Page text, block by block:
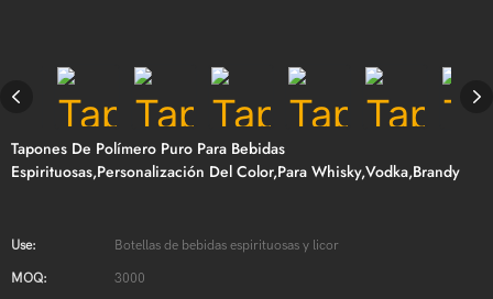
Tapones De Polímero Puro Para Bebidas
Espirituosas,personalización Del Color,para Whisky,Vodka,Brandy
Use: Botellas de bebidas espirituosas y licor
MOQ: 3000